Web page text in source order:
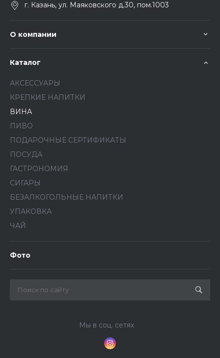
г. Казань, ул. Маяковского д.30, пом.1003
О компании
Каталог
АКСЕССУАРЫ
КРЕПКИЕ НАПИТКИ
ВИНА
ПИВО
ПОДАРОЧНЫЕ СЕРТИФИКАТЫ
ПОСУДА
ГАСТРОНОМИЯ
СИГАРЫ
БЕЗАЛКОГОЛЬНЫЕ НАПИТКИ
УПАКОВКА
ЧАЙ
Фото
Мы в соц. сетях